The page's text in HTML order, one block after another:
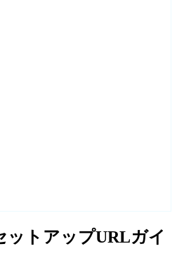
ットアップURLガイ